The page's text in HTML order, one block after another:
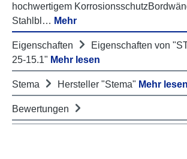
hochwertigem
Stahlbl… Mehr
Eigenschaften
Eigenschaften von
25-15.1" Mehr lesen
Stema Hersteller "Stema" Mehr lesen
Bewertungen